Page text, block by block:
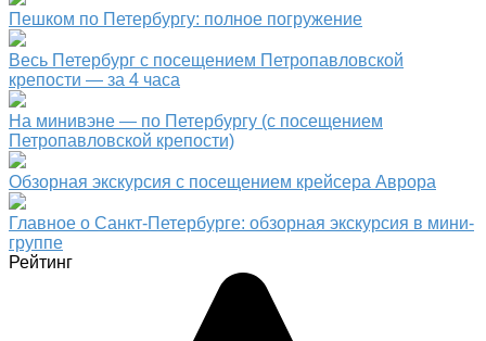
Пешком по Петербургу: полное погружение
Весь Петербург с посещением Петропавловской
крепости — за 4 часа
На минивэне — по Петербургу (с посещением
Петропавловской крепости)
Обзорная экскурсия с посещением крейсера Аврора
Главное о Санкт-Петербурге: обзорная экскурсия в мини-
группе
Рейтинг